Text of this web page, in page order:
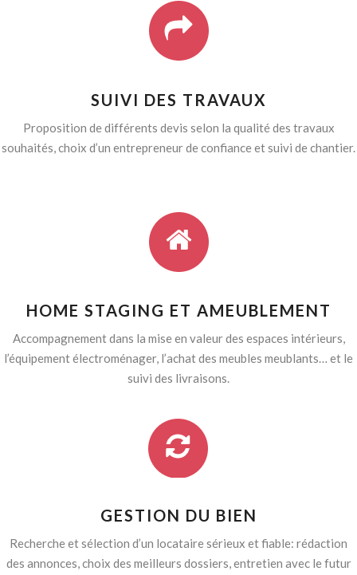
SUIVI DES TRAVAUX
Proposition de différents devis selon la qualité des travaux
souhaités, choix d’un entrepreneur de confiance et suivi de chantier.
HOME STAGING ET AMEUBLEMENT
Accompagnement dans la mise en valeur des espaces intérieurs,
l’équipement électroménager, l’achat des meubles meublants… et le
suivi des livraisons.
GESTION DU BIEN
Recherche et sélection d’un locataire sérieux et fiable: rédaction
des annonces, choix des meilleurs dossiers, entretien avec le futur